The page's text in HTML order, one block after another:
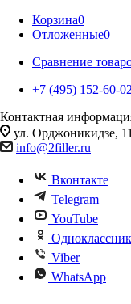
Корзина0
Отложенные0
Сравнение
+7 (495) 152-60-02
Контактная
ул. Орджоникидзе,
info@2filler.ru
Вконтакте
Telegram
YouTube
Viber
WhatsApp